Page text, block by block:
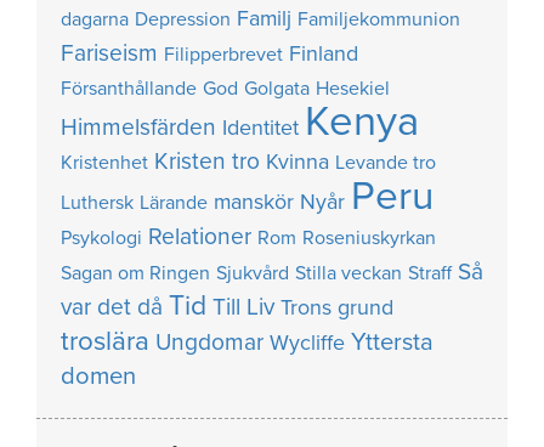
dagarna Depression Familj Familjekommunion
Fariseism Filipperbrevet Finland
Försanthållande God Golgata Hesekiel
Himmelsfärden Identitet Kenya
Kristenhet Kristen tro Kvinna Levande tro
Luthersk Lärande manskör Nyår Peru
Psykologi Relationer Rom Roseniuskyrkan
Sagan om Ringen Sjukvård Stilla veckan Straff Så
var det då Tid Till Liv Trons grund
troslära Ungdomar Wycliffe Yttersta
domen